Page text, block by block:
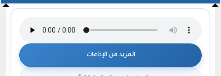
المزيد من الإذاعات